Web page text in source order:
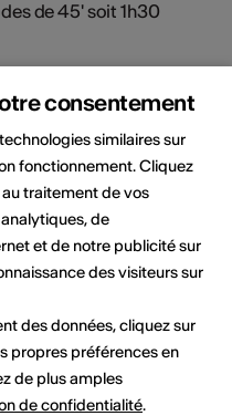
de 45' soit 1h30
en fonction des
consentement
similaires sur
fonctionnement. Cliquez
traitement de vos
de
et de notre publicité sur
des visiteurs sur
des données, cliquez sur
propres préférences en
de plus amples
de confidentialité.